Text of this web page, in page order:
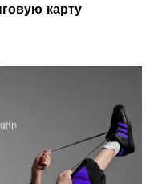
карту